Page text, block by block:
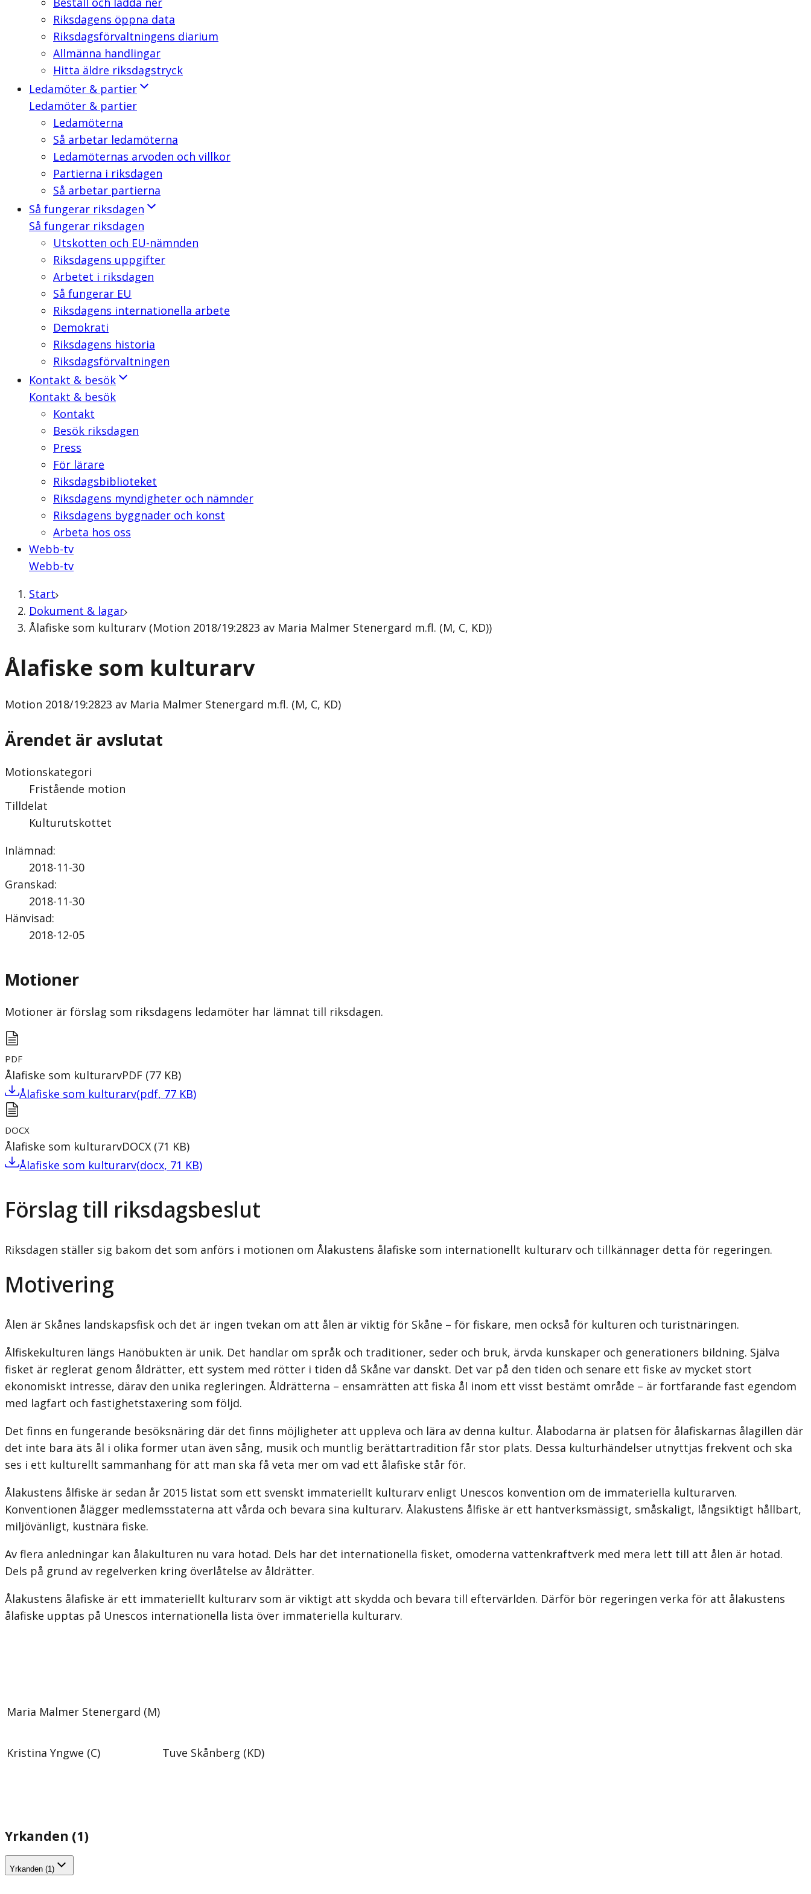
Riksdagens öppna data
Riksdagsförvaltningens diarium
Allmänna handlingar
Hitta äldre riksdagstryck
Ledamöter & partier
Ledamöter & partier
Ledamöterna
Så arbetar ledamöterna
Ledamöternas arvoden och villkor
Partierna i riksdagen
Så arbetar partierna
Så fungerar riksdagen
Så fungerar riksdagen
Utskotten och EU-nämnden
Riksdagens uppgifter
Arbetet i riksdagen
Så fungerar EU
Riksdagens internationella arbete
Demokrati
Riksdagens historia
Riksdagsförvaltningen
Kontakt & besök
Kontakt & besök
Kontakt
Besök riksdagen
Press
För lärare
Riksdagsbiblioteket
Riksdagens myndigheter och nämnder
Riksdagens byggnader och konst
Arbeta hos oss
Webb-tv
Webb-tv
Start
Dokument & lagar
Ålafiske som kulturarv (Motion 2018/19:2823 av Maria Malmer Stenergard m.fl. (M, C, KD))
Ålafiske som kulturarv
Motion 2018/19:2823 av Maria Malmer Stenergard m.fl. (M, C, KD)
Ärendet är avslutat
Motionskategori
Fristående motion
Tilldelat
Kulturutskottet
Inlämnad:
2018-11-30
Granskad:
2018-11-30
Hänvisad:
2018-12-05
Motioner
Motioner är förslag som riksdagens ledamöter har lämnat till riksdagen.
PDF
Ålafiske som kulturarvPDF (77 KB)
Ålafiske som kulturarv(pdf, 77 KB)
DOCX
Ålafiske som kulturarvDOCX (71 KB)
Ålafiske som kulturarv(docx, 71 KB)
Förslag till riksdagsbeslut
Riksdagen ställer sig bakom det som anförs i motionen om Ålakustens ålafiske som internationellt kulturarv och tillkännager detta för regeringen.
Motivering
Ålen är Skånes landskapsfisk och det är ingen tvekan om att ålen är viktig för Skåne – för fiskare, men också för kulturen och turistnäringen.
Ålfiskekulturen längs Hanöbukten är unik. Det handlar om språk och traditioner, seder och bruk, ärvda kunskaper och generationers bildning. Själva
fisket är reglerat genom åldrätter, ett system med rötter i tiden då Skåne var danskt. Det var på den tiden och senare ett fiske av mycket stort
ekonomiskt intresse, därav den unika regleringen. Åldrätterna – ensamrätten att fiska ål inom ett visst bestämt område – är fortfarande fast egendom
med lagfart och fastighetstaxering som följd.
Det finns en fungerande besöksnäring där det finns möjligheter att uppleva och lära av denna kultur. Ålabodarna är platsen för ålafiskarnas ålagillen där
det inte bara äts ål i olika former utan även sång, musik och muntlig berättartradition får stor plats. Dessa kulturhändelser utnyttjas frekvent och ska
ses i ett kulturellt sammanhang för att man ska få veta mer om vad ett ålafiske står för.
Ålakustens ålfiske är sedan år 2015 listat som ett svenskt immateriellt kulturarv enligt Unescos konvention om de immateriella kulturarven.
Konventionen ålägger medlemsstaterna att vårda och bevara sina kulturarv. Ålakustens ålfiske är ett hantverksmässigt, småskaligt, långsiktigt hållbart,
miljövänligt, kustnära fiske.
Av flera anledningar kan ålakulturen nu vara hotad. Dels har det internationella fisket, omoderna vattenkraftverk med mera lett till att ålen är hotad.
Dels på grund av regelverken kring överlåtelse av åldrätter.
Ålakustens ålafiske är ett immateriellt kulturarv som är viktigt att skydda och bevara till eftervärlden. Därför bör regeringen verka för att ålakustens
ålafiske upptas på Unescos internationella lista över immateriella kulturarv.
Maria Malmer Stenergard (M)
Kristina Yngwe (C) Tuve Skånberg (KD)
Yrkanden (1)
Yrkanden (1)